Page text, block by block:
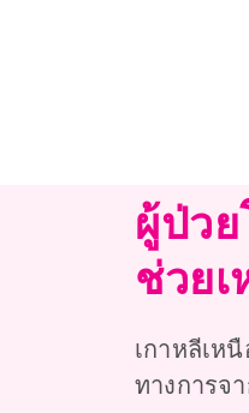
ผู้ป่ว
ช่วยเ
เกาหลีเห
ทางการจ